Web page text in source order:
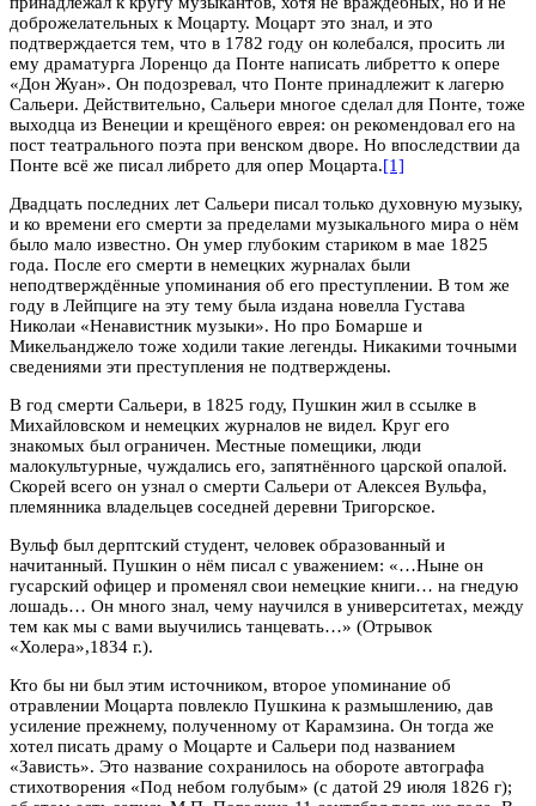
доброжелательных к Моцарту. Моцарт это знал, и это
подтверждается тем, что в 1782 году он колебался, просить ли
ему драматурга Лоренцо да Понте написать либретто к опере
«Дон Жуан». Он подозревал, что Понте принадлежит к лагерю
Сальери. Действительно, Сальери многое сделал для Понте, тоже
выходца из Венеции и крещёного еврея: он рекомендовал его на
пост театрального поэта при венском дворе. Но впоследствии да
Понте всё же писал либрето для опер Моцарта.[1]
Двадцать последних лет Сальери писал только духовную музыку,
и ко времени его смерти за пределами музыкального мира о нём
было мало известно. Он умер глубоким стариком в мае 1825
года. После его смерти в немецких журналах были
неподтверждённые упоминания об его преступлении. В том же
году в Лейпциге на эту тему была издана новелла Густава
Николаи «Ненавистник музыки». Но про Бомарше и
Микельанджело тоже ходили такие легенды. Никакими точными
сведениями эти преступления не подтверждены.
В год смерти Сальери, в 1825 году, Пушкин жил в ссылке в
Михайловском и немецких журналов не видел. Круг его
знакомых был ограничен. Местные помещики, люди
малокультурные, чуждались его, запятнённого царской опалой.
Скорей всего он узнал о смерти Сальери от Алексея Вульфа,
племянника владельцев соседней деревни Тригорское.
Вульф был дерптский студент, человек образованный и
начитанный. Пушкин о нём писал с уважением: «…Ныне он
гусарский офицер и променял свои немецкие книги… на гнедую
лошадь… Он много знал, чему научился в университетах, между
тем как мы с вами выучились танцевать…» (Отрывок
«Холера»,1834 г.).
Кто бы ни был этим источником, второе упоминание об
отравлении Моцарта повлекло Пушкина к размышлению, дав
усиление прежнему, полученному от Карамзина. Он тогда же
хотел писать драму о Моцарте и Сальери под названием
«Зависть». Это название сохранилось на обороте автографа
стихотворения «Под небом голубым» (с датой 29 июля 1826 г);